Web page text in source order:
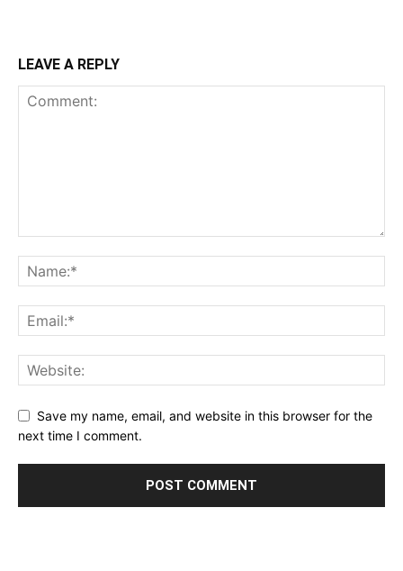
LEAVE A REPLY
Save my name, email, and website in this browser for the
next time I comment.